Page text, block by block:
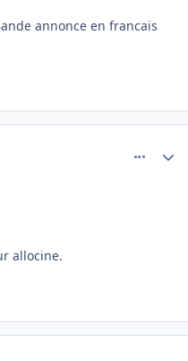
annonce en francais
allocine.